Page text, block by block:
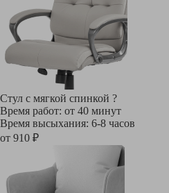
Стул с мягкой спинкой ?
Время работ: от 40 минут
Время высыхания: 6-8 часов
от 910 ₽